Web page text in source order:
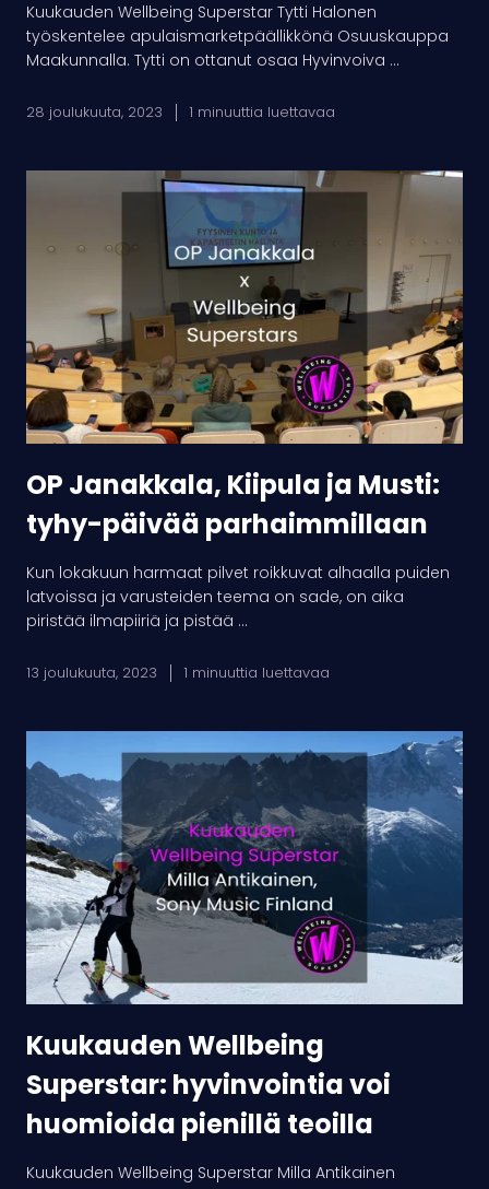
Kuukauden Wellbeing Superstar Tytti Halonen
työskentelee apulaismarketpäällikkönä Osuuskauppa
Maakunnalla. Tytti on ottanut osaa Hyvinvoiva ...
28 joulukuuta, 2023 1 minuuttia luettavaa
Kiipula
tyhy-
päivää
parhaimmillaan
OP Janakkala, Kiipula ja Musti:
tyhy-päivää parhaimmillaan
Kun lokakuun harmaat pilvet roikkuvat alhaalla puiden
latvoissa ja varusteiden teema on sade, on aika
piristää ilmapiiriä ja pistää ...
13 joulukuuta, 2023 1 minuuttia luettavaa
Wellbeing
Superstar:
hyvinvointia
voi
huomioida
pienillä
teoilla
Kuukauden Wellbeing
Superstar: hyvinvointia voi
huomioida pienillä teoilla
Kuukauden Wellbeing Superstar Milla Antikainen